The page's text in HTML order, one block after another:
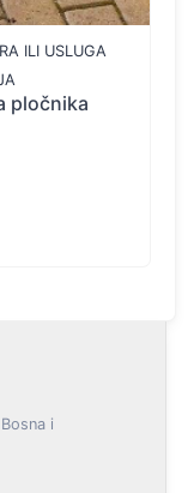
ILI USLUGA
pločnika
i